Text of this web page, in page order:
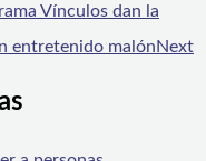
Vínculos dan la
entretenido malónNext